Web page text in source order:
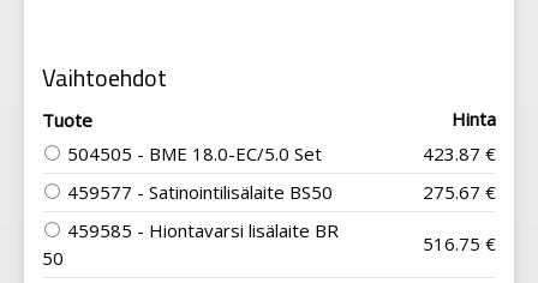
Vaihtoehdot
Tuote
Hinta
504505 - BME 18.0-EC/5.0 Set
423.87 €
459577 - Satinointilisälaite BS50
275.67 €
459585 - Hiontavarsi lisälaite BR
50
516.75 €